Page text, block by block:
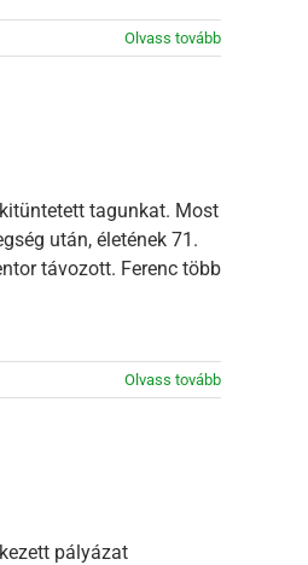
Olvass tovább
tagunkat. Most
után, életének 71.
távozott. Ferenc több
Olvass tovább
pályázat